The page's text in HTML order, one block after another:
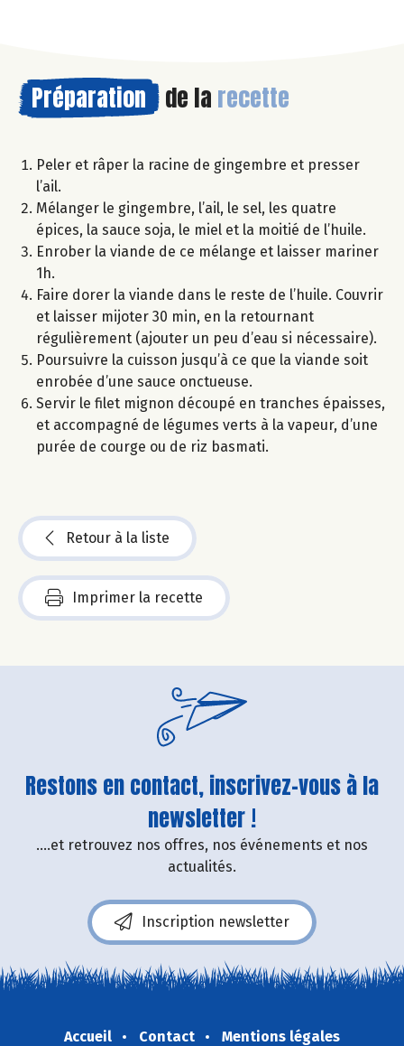
Préparation de la recette
Peler et râper la racine de gingembre et presser
l’ail.
Mélanger le gingembre, l’ail, le sel, les quatre
épices, la sauce soja, le miel et la moitié de l’huile.
Enrober la viande de ce mélange et laisser mariner
1h.
Faire dorer la viande dans le reste de l’huile. Couvrir
et laisser mijoter 30 min, en la retournant
régulièrement (ajouter un peu d’eau si nécessaire).
Poursuivre la cuisson jusqu’à ce que la viande soit
enrobée d’une sauce onctueuse.
Servir le filet mignon découpé en tranches épaisses,
et accompagné de légumes verts à la vapeur, d’une
purée de courge ou de riz basmati.
Retour à la liste
Imprimer la recette
Restons en contact, inscrivez-vous à la
newsletter !
....et retrouvez nos offres, nos événements et nos
actualités.
Inscription newsletter
Accueil Contact
Mentions légales